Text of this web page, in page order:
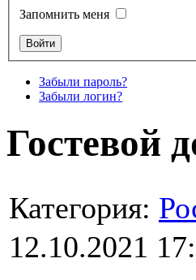
Запомнить меня
Забыли пароль?
Забыли логин?
Гостевой
Категория:
12.10.2021